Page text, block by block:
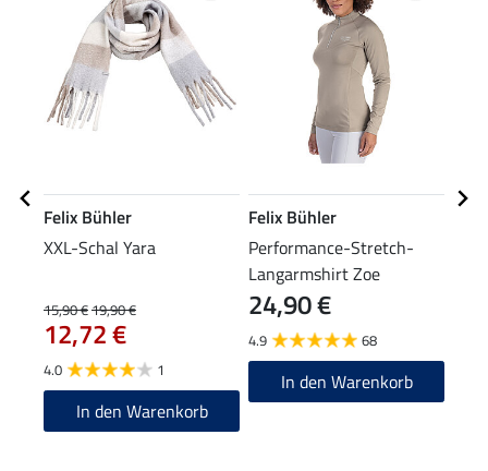
Felix Bühler
XXL-Schal Yara
15,90 €19,90 €
12,72 €
4.0 1
In den Warenkorb
Felix Bühler
Performance-Stretch-
Langarmshirt Zoe
24,90 €
4.9 68
In den Warenkorb